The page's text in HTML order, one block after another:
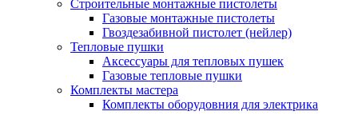
Строительные монтажные пистолеты
Газовые монтажные пистолеты
Гвоздезабивной пистолет (нейлер)
Тепловые пушки
Аксессуары для тепловых пушек
Газовые тепловые пушки
Комплекты мастера
Комплекты оборудовния для электрика